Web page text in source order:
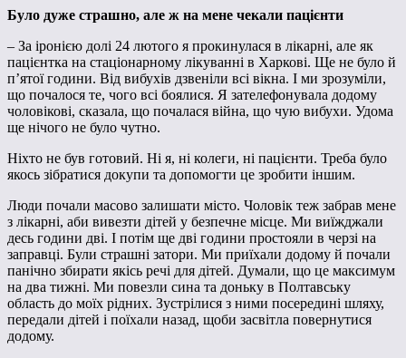
Було дуже страшно, але ж на мене чекали пацієнти
– За іронією долі 24 лютого я прокинулася в лікарні, але як
пацієнтка на стаціонарному лікуванні в Харкові. Ще не було й
п’ятої години. Від вибухів дзвеніли всі вікна. І ми зрозуміли,
що почалося те, чого всі боялися. Я зателефонувала додому
чоловікові, сказала, що почалася війна, що чую вибухи. Удома
ще нічого не було чутно.
Ніхто не був готовий. Ні я, ні колеги, ні пацієнти. Треба було
якось зібратися докупи та допомогти це зробити іншим.
Люди почали масово залишати місто. Чоловік теж забрав мене
з лікарні, аби вивезти дітей у безпечне місце. Ми виїжджали
десь години дві. І потім ще дві години простояли в черзі на
заправці. Були страшні затори. Ми приїхали додому й почали
панічно збирати якісь речі для дітей. Думали, що це максимум
на два тижні. Ми повезли сина та доньку в Полтавську
область до моїх рідних. Зустрілися з ними посередині шляху,
передали дітей і поїхали назад, щоби засвітла повернутися
додому.